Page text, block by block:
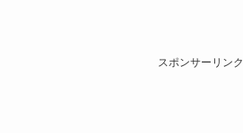
スポンサーリンク